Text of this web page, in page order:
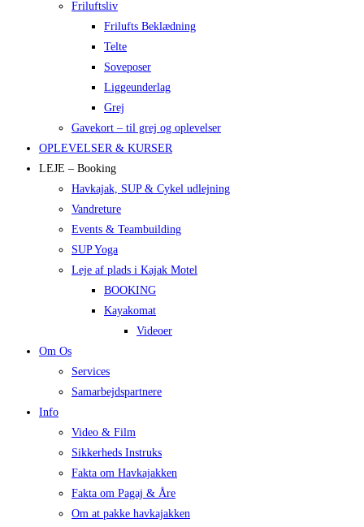
Friluftsliv
Frilufts Beklædning
Telte
Soveposer
Liggeunderlag
Grej
Gavekort – til grej og oplevelser
OPLEVELSER & KURSER
LEJE – Booking
Havkajak, SUP & Cykel udlejning
Vandreture
Events & Teambuilding
SUP Yoga
Leje af plads i Kajak Motel
BOOKING
Kayakomat
Videoer
Om Os
Services
Samarbejdspartnere
Info
Video & Film
Sikkerheds Instruks
Fakta om Havkajakken
Fakta om Pagaj & Åre
Om at pakke havkajakken